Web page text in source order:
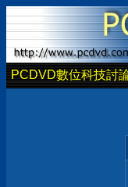
PCDVD數位科技討